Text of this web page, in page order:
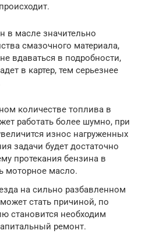
в масле значительно
смазочного материала,
вдаваться в подробности,
в картер, тем серьезнее
количестве топлива в
работать более шумно, при
износ нагруженных
задачи будет достаточно
протекания бензина в
моторное масло.
на сильно разбавленном
стать причиной, по
становится необходим
ремонт.